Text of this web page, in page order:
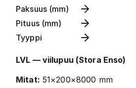
Paksuus (mm)
Pituus (mm)
Tyyppi
LVL — viilupuu (Stora Enso)
Mitat: 51×200×8000 mm